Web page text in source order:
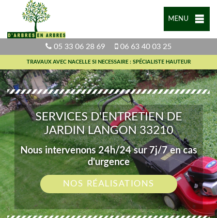
MENU
05 33 06 28 69 06 63 40 03 25
TRAVAUX AVEC NACELLE SI NECESSAIRE : SPÉCIALISTE HAUTEUR
SERVICES D'ENTRETIEN DE
JARDIN LANGON 33210
Nous intervenons 24h/24 sur 7j/7 en cas
d'urgence
NOS RÉALISATIONS